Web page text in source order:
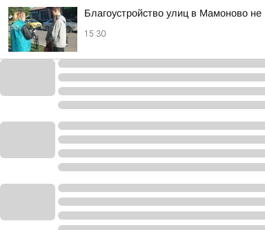
Благоустройство улиц в Мамоново не
15:30